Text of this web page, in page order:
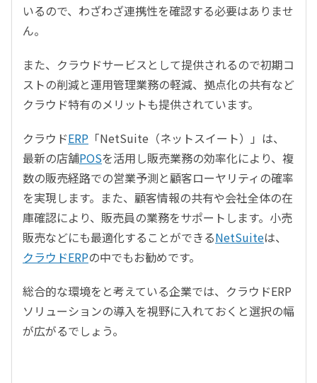
いるので、わざわざ連携性を確認する必要はありませ
ん。
また、クラウドサービスとして提供されるので初期コ
ストの削減と運用管理業務の軽減、拠点化の共有など
クラウド特有のメリットも提供されています。
クラウドERP 「NetSuite（ネットスイート）」は、
最新の店舗POSを活用し販売業務の効率化により、複
数の販売経路での営業予測と顧客ローヤリティの確率
を実現します。また、顧客情報の共有や会社全体の在
庫確認により、販売員の業務をサポートします。小売
販売などにも最適化することができるNetSuiteは、
クラウドERPの中でもお勧めです。
総合的な環境をと考えている企業では、クラウドERP
ソリューションの導入を視野に入れておくと選択の幅
が広がるでしょう。